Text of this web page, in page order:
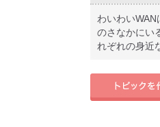
わいわい
のさなかにい
れぞれの身近